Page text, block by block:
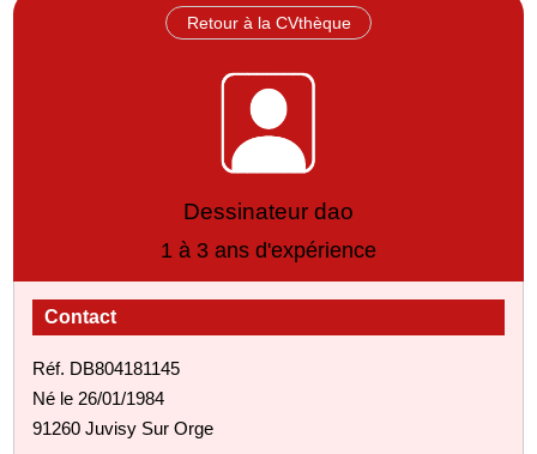
Retour à la CVthèque
Dessinateur dao
1 à 3 ans d'expérience
Contact
Réf. DB804181145
Né le 26/01/1984
91260 Juvisy Sur Orge